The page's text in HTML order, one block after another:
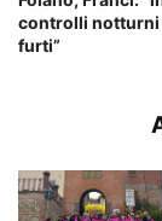
controlli notturni
furti”